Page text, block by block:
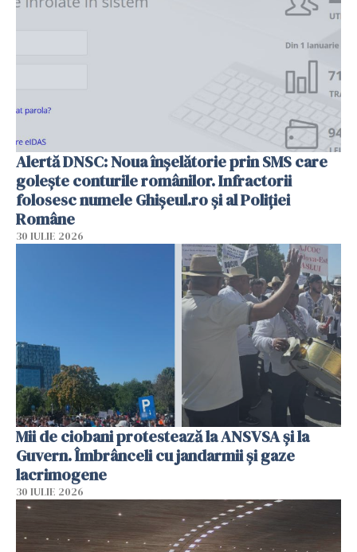
Alertă DNSC: Noua înșelătorie prin SMS care
golește conturile românilor. Infractorii
folosesc numele Ghișeul.ro și al Poliției
Române
30 IULIE 2026
Mii de ciobani protestează la ANSVSA și la
Guvern. Îmbrânceli cu jandarmii și gaze
lacrimogene
30 IULIE 2026